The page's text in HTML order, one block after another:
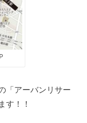
「アーバンリサー
す！！